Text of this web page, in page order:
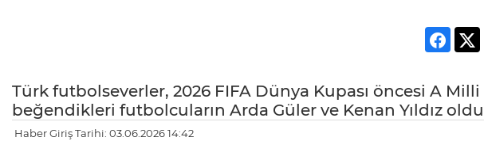
Türk futbolseverler, 2026 FIFA Dünya Kupası öncesi A Milli
beğendikleri futbolcuların Arda Güler ve Kenan Yıldız
Haber Giriş Tarihi: 03.06.2026 14:42